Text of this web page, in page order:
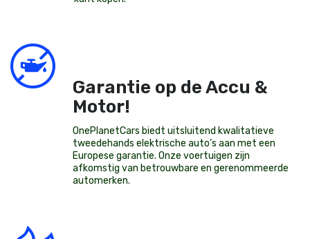
Garantie op de Accu &
Motor!
OnePlanetCars biedt uitsluitend kwalitatieve
tweedehands elektrische auto’s aan met een
Europese garantie. Onze voertuigen zijn
afkomstig van betrouwbare en gerenommeerde
automerken.